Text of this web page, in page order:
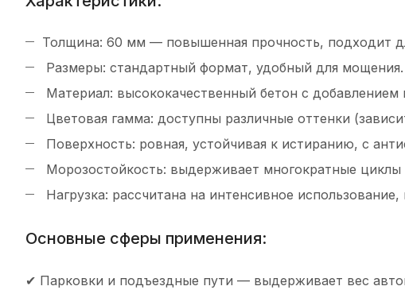
Толщина: 60 мм — повышенная прочность, подходит
Размеры: стандартный формат, удобный для мощения.
Материал: высококачественный бетон с
Цветовая гамма: доступны различные оттенки
Поверхность: ровная, устойчивая к истиранию, с
Морозостойкость: выдерживает многократные циклы
Нагрузка: рассчитана на интенсивное
Основные сферы применения:
✔ Парковки и подъездные пути — выдерживает вес